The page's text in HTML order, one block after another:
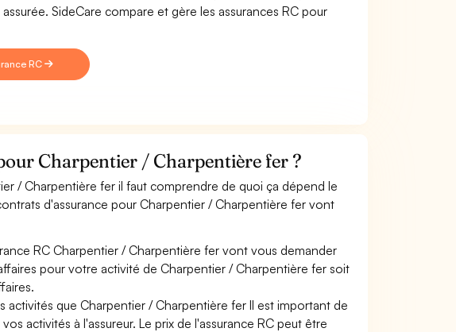
SideCare compare et gère les assurances RC pour
RC
Charpentier / Charpentière fer ?
/ Charpentière fer il faut comprendre de quoi ça dépend le
d'assurance pour Charpentier / Charpentière fer vont
RC Charpentier / Charpentière fer vont vous demander
pour votre activité de Charpentier / Charpentière fer soit
activités que Charpentier / Charpentière fer Il est important de
activités à l'assureur. Le prix de l'assurance RC peut être